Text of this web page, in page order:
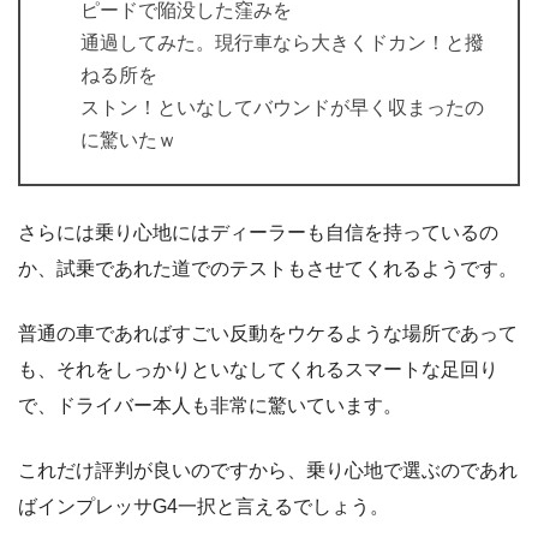
ピードで陥没した窪みを
通過してみた。現行車なら大きくドカン！と撥
ねる所を
ストン！といなしてバウンドが早く収まったの
に驚いたｗ
さらには乗り心地にはディーラーも自信を持っているの
か、試乗であれた道でのテストもさせてくれるようです。
普通の車であればすごい反動をウケるような場所であって
も、それをしっかりといなしてくれるスマートな足回り
で、ドライバー本人も非常に驚いています。
これだけ評判が良いのですから、乗り心地で選ぶのであれ
ばインプレッサG4一択と言えるでしょう。